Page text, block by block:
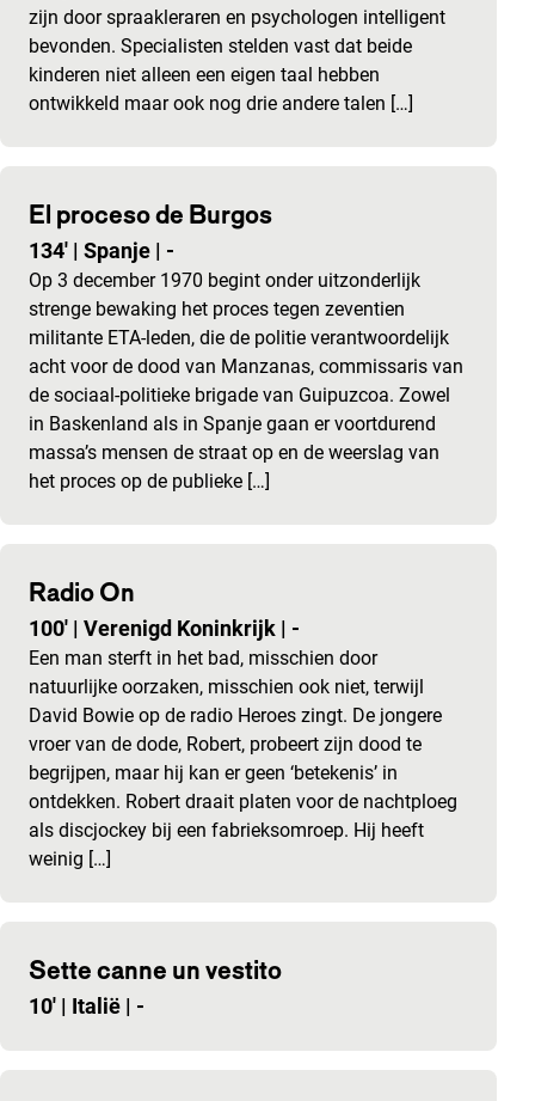
zijn door spraakleraren en psychologen intelligent
bevonden. Specialisten stelden vast dat beide
kinderen niet alleen een eigen taal hebben
ontwikkeld maar ook nog drie andere talen […]
El proceso de Burgos
134' | Spanje | -
Op 3 december 1970 begint onder uitzonderlijk
strenge bewaking het proces tegen zeventien
militante ETA-leden, die de politie verantwoordelijk
acht voor de dood van Manzanas, commissaris van
de sociaal-politieke brigade van Guipuzcoa. Zowel
in Baskenland als in Spanje gaan er voortdurend
massa’s mensen de straat op en de weerslag van
het proces op de publieke […]
Radio On
100' | Verenigd Koninkrijk | -
Een man sterft in het bad, misschien door
natuurlijke oorzaken, misschien ook niet, terwijl
David Bowie op de radio Heroes zingt. De jongere
vroer van de dode, Robert, probeert zijn dood te
begrijpen, maar hij kan er geen ‘betekenis’ in
ontdekken. Robert draait platen voor de nachtploeg
als discjockey bij een fabrieksomroep. Hij heeft
weinig […]
Sette canne un vestito
10' | Italië | -